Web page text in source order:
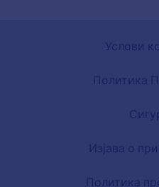
Услови
Политика
Изјава о
Политика